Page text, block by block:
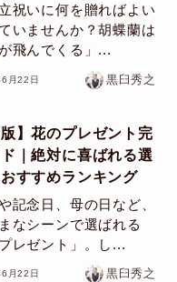
祝いに何を贈ればよい
いませんか？胡蝶蘭は
が飛んでくる」...
月22日 黒臼秀之
版】花のプレゼント完
｜絶対に喜ばれる選
すすめランキング
記念日、母の日など、
なシーンで選ばれる
プレゼント」。し...
月22日 黒臼秀之